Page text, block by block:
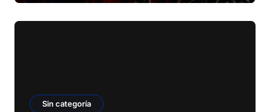
Sin categoría